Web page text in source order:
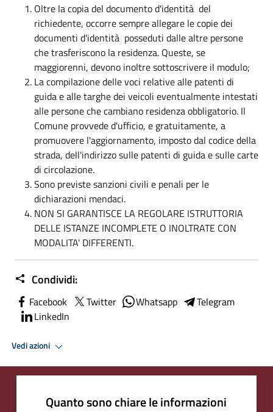
Oltre la copia del documento d'identità del
richiedente, occorre sempre allegare le copie dei
documenti d'identità posseduti dalle altre persone
che trasferiscono la residenza. Queste, se
maggiorenni, devono inoltre sottoscrivere il modulo;
La compilazione delle voci relative alle patenti di
guida e alle targhe dei veicoli eventualmente intestati
alle persone che cambiano residenza obbligatorio. Il
Comune provvede d'ufficio, e gratuitamente, a
promuovere l'aggiornamento, imposto dal codice della
strada, dell'indirizzo sulle patenti di guida e sulle carte
di circolazione.
Sono previste sanzioni civili e penali per le
dichiarazioni mendaci.
NON SI GARANTISCE LA REGOLARE ISTRUTTORIA
DELLE ISTANZE INCOMPLETE O INOLTRATE CON
MODALITA' DIFFERENTI.
Condividi:
Facebook Twitter Whatsapp
Telegram
LinkedIn
Vedi azioni
Quanto sono chiare le informazioni